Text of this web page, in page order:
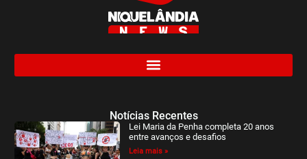
Notícias Recentes
Lei Maria da Penha completa 20 anos
entre avanços e desafios
Leia mais »